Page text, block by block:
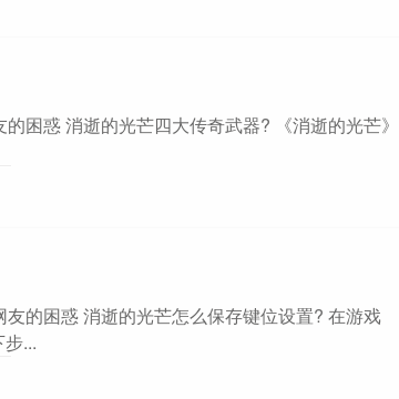
困惑 消逝的光芒四大传奇武器? 《消逝的光芒》
的困惑 消逝的光芒怎么保存键位设置? 在游戏
...